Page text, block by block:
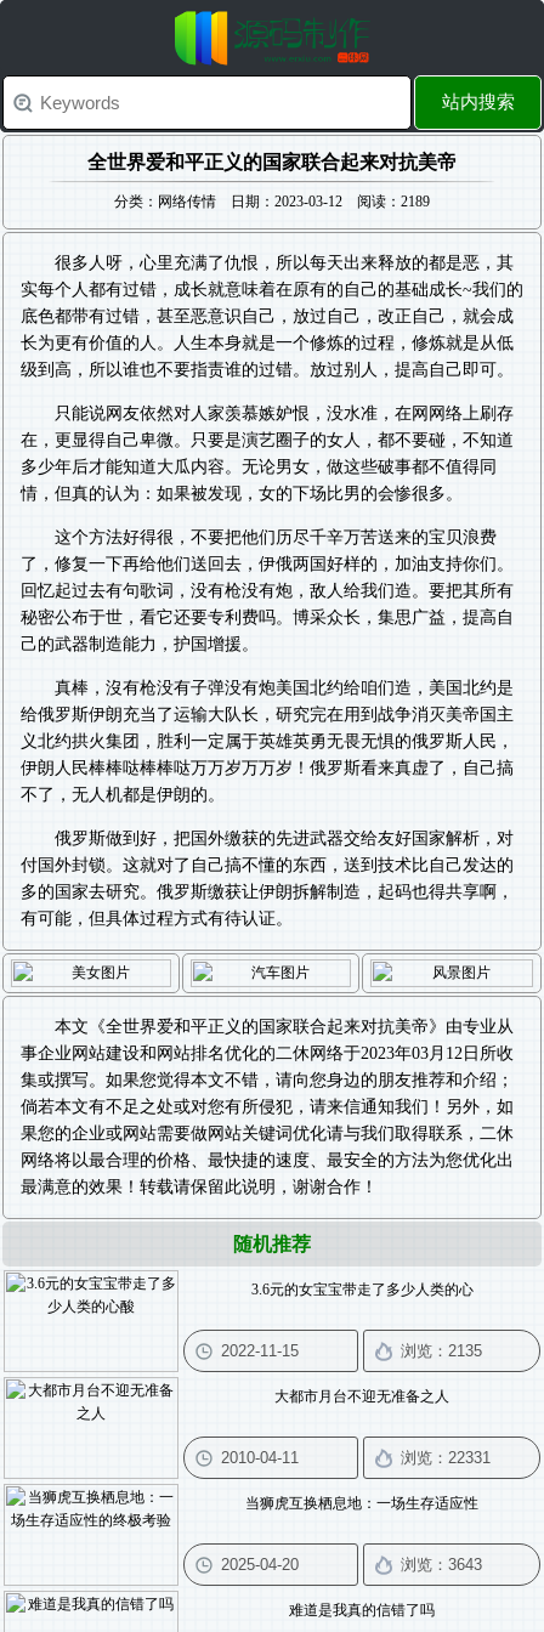
站内搜索
全世界爱和平正义的国家联合起来对抗美帝
分类：网络传情 日期：2023-03-12 阅读：2189
很多人呀，心里充满了仇恨，所以每天出来释放的都是恶，其
实每个人都有过错，成长就意味着在原有的自己的基础成长~我们的
底色都带有过错，甚至恶意识自己，放过自己，改正自己，就会成
长为更有价值的人。人生本身就是一个修炼的过程，修炼就是从低
级到高，所以谁也不要指责谁的过错。放过别人，提高自己即可。
只能说网友依然对人家羡慕嫉妒恨，没水准，在网网络上刷存
在，更显得自己卑微。只要是演艺圈子的女人，都不要碰，不知道
多少年后才能知道大瓜内容。无论男女，做这些破事都不值得同
情，但真的认为：如果被发现，女的下场比男的会惨很多。
这个方法好得很，不要把他们历尽千辛万苦送来的宝贝浪费
了，修复一下再给他们送回去，伊俄两国好样的，加油支持你们。
回忆起过去有句歌词，没有枪没有炮，敌人给我们造。要把其所有
秘密公布于世，看它还要专利费吗。博采众长，集思广益，提高自
己的武器制造能力，护国增援。
真棒，沒有枪没有子弹没有炮美国北约给咱们造，美国北约是
给俄罗斯伊朗充当了运输大队长，研究完在用到战争消灭美帝国主
义北约拱火集团，胜利一定属于英雄英勇无畏无惧的俄罗斯人民，
伊朗人民棒棒哒棒棒哒万万岁万万岁！俄罗斯看来真虚了，自己搞
不了，无人机都是伊朗的。
俄罗斯做到好，把国外缴获的先进武器交给友好国家解析，对
付国外封锁。这就对了自己搞不懂的东西，送到技术比自己发达的
多的国家去研究。俄罗斯缴获让伊朗拆解制造，起码也得共享啊，
有可能，但具体过程方式有待认证。
本文《全世界爱和平正义的国家联合起来对抗美帝》由专业从
事企业网站建设和 网站排名优化的二休网络于2023年03月12日所收
集或撰写。如果您觉得本文不错，请向您身边的朋友推荐和介绍；
倘若本文有不足之处或对您有所侵犯，请来信通知我们！另外，如
果您的企业或网站需要做网站关键词优化请与我们取得联系，二休
网络将以最合理的价格、最快捷的速度、最安全的方法为您优化出
最满意的效果！转载请保留此说明，谢谢合作！
随机推荐
3.6元的女宝宝带走了多少人类的心
大都市月台不迎无准备之人
当狮虎互换栖息地：一场生存适应性
难道是我真的信错了吗